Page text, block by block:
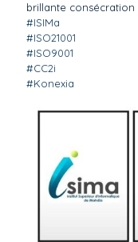
brillante consécration
#ISIMa
#ISO21001
#ISO9001
#CC2i
#Konexia